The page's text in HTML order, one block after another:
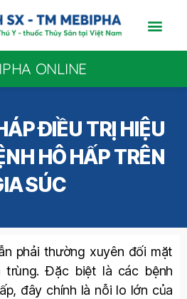
ONLINE
ĐIỀU TRỊ HIỆU
HÔ HẤP TRÊN
SÚC
phải thường xuyên đối mặt
trùng. Đặc biệt là các bệnh
đây chính là nỗi lo lớn của